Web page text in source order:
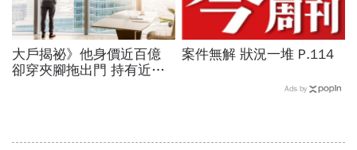
大戶揭祕》他身價近百億
卻穿夾腳拖出門 持有近三
案件無解 狀況一堆 P.114
Ads by